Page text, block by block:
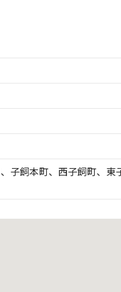
飼本町、西子飼町、東